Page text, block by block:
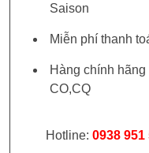
Saison
Miễn phí thanh
Hàng chính
CO,CQ
Hotline: 0938 951